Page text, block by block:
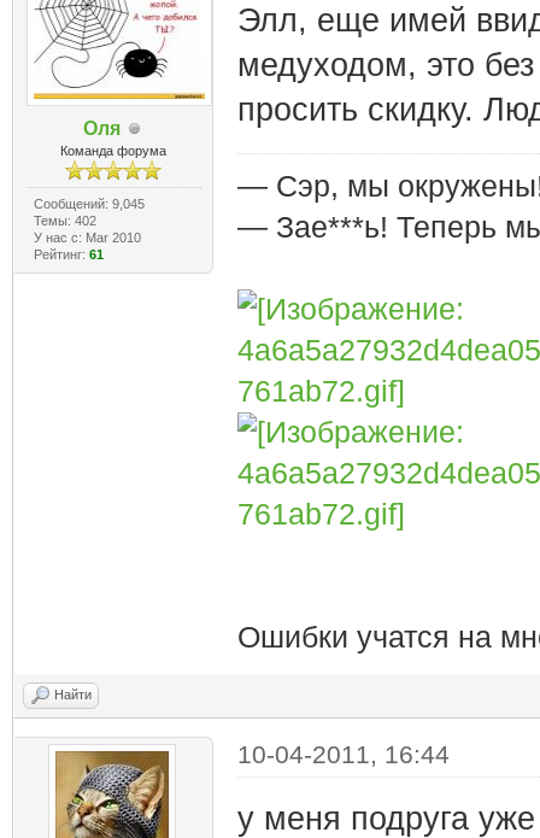
Оля
Команда форума
Сообщений: 9,045
Темы: 402
У нас с: Mar 2010
Рейтинг: 61
Элл, еще имей
медуходом, это
просить скидку.
— Сэр, мы
— Зае***ь! Теперь
Ошибки учатся на
Найти
10-04-2011, 16:44
у меня подруга уже